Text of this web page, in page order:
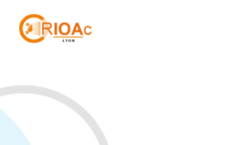
Panneau de gestion des cookies